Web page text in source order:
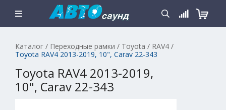
Каталог / Переходные рамки / Toyota / RAV4 /
Toyota RAV4 2013-2019, 10", Carav 22-343
Toyota RAV4 2013-2019,
10", Carav 22-343